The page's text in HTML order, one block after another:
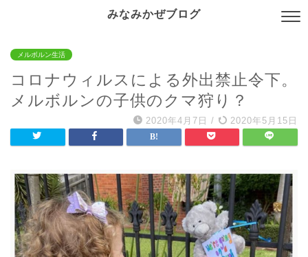
みなみかぜブログ
メルボルン生活
コロナウィルスによる外出禁止令下。
メルボルンの子供のクマ狩り？
2020年4月7日 / 2020年5月15日